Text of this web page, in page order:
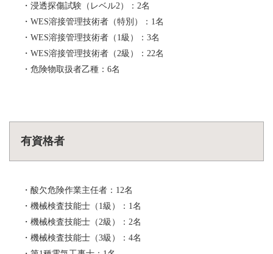
・浸透探傷試験（レベル2）：2名
・WES溶接管理技術者（特別）： 1名
・WES溶接管理技術者（1級）：3名
・WES溶接管理技術者（2級）：22名
・危険物取扱者乙種：6名
有資格者
・酸欠危険作業主任者： 12名
・機械検査技能士（1級）：1名
・機械検査技能士（2級）：2名
・機械検査技能士（3級）：4名